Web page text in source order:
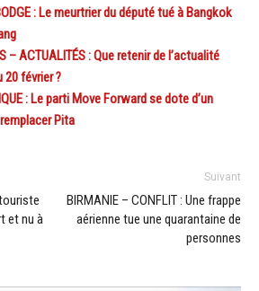
: Le meurtrier du député tué à Bangkok
– ACTUALITÉS : Que retenir de l’actualité
20 février ?
: Le parti Move Forward se dote d’un
Pita
touriste
et nu à
Suivant
BIRMANIE – CONFLIT : Une frappe
aérienne tue une quarantaine de
personnes